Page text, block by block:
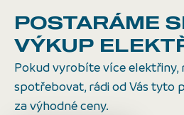
POSTARÁME
VÝKUP
Pokud vyrobíte více elektřiny,
spotřebovat, rádi od Vás tyto
za výhodné ceny.